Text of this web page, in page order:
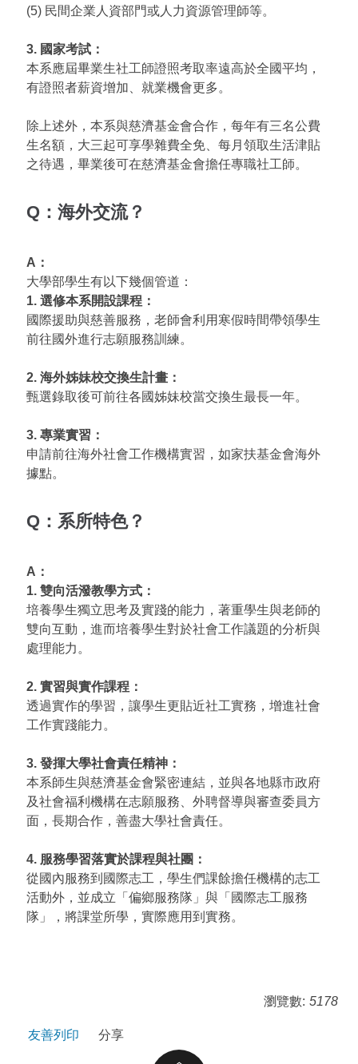
(5) 民間企業人資部門或人力資源管理師等。
3. 國家考試：
本系應屆畢業生社工師證照考取率遠高於全國平均，
有證照者薪資增加、就業機會更多。
除上述外，本系與慈濟基金會合作，每年有三名公費
生名額，大三起可享學雜費全免、每月領取生活津貼
之待遇，畢業後可在慈濟基金會擔任專職社工師。
Q：海外交流？
A：
大學部學生有以下幾個管道：
1. 選修本系開設課程：
國際援助與慈善服務，老師會利用寒假時間帶領學生
前往國外進行志願服務訓練。
2. 海外姊妹校交換生計畫：
甄選錄取後可前往各國姊妹校當交換生最長一年。
3. 專業實習：
申請前往海外社會工作機構實習，如家扶基金會海外
據點。
Q：系所特色？
A：
1. 雙向活潑教學方式：
培養學生獨立思考及實踐的能力，著重學生與老師的
雙向互動，進而培養學生對於社會工作議題的分析與
處理能力。
2. 實習與實作課程：
透過實作的學習，讓學生更貼近社工實務，增進社會
工作實踐能力。
3. 發揮大學社會責任精神：
本系師生與慈濟基金會緊密連結，並與各地縣市政府
及社會福利機構在志願服務、外聘督導與審查委員方
面，長期合作，善盡大學社會責任。
4. 服務學習落實於課程與社團：
從國內服務到國際志工，學生們課餘擔任機構的志工
活動外，並成立「偏鄉服務隊」與「國際志工服務
隊」，將課堂所學，實際應用到實務。
瀏覽數: 5178
友善列印 分享